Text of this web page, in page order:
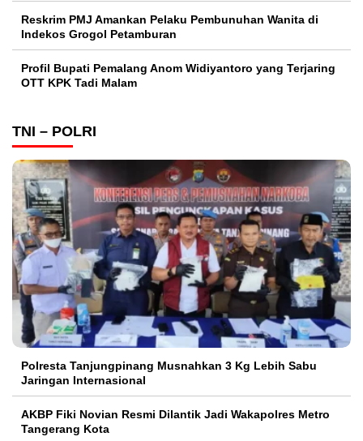
Reskrim PMJ Amankan Pelaku Pembunuhan Wanita di
Indekos Grogol Petamburan
Profil Bupati Pemalang Anom Widiyantoro yang Terjaring
OTT KPK Tadi Malam
TNI – POLRI
Polresta Tanjungpinang Musnahkan 3 Kg Lebih Sabu
Jaringan Internasional
AKBP Fiki Novian Resmi Dilantik Jadi Wakapolres Metro
Tangerang Kota